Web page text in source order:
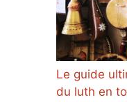
Le guide
du luth en